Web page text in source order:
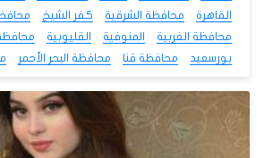
القاهرة
محافظة الشرقية كفر الشيخ
محافظة الغربية
المنوفية القليوبية
بورسعيد
محافظة قنا محافظة البحر الأحمر